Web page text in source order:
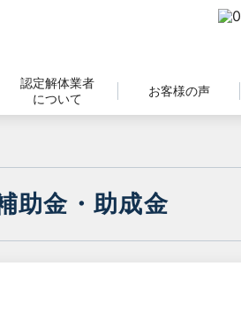
認定解体業者
について
お客様の声
助金・助成金